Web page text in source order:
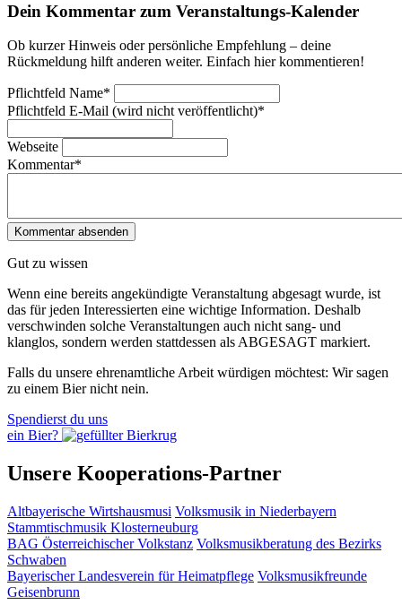
Dein Kommentar zum Veranstaltungs-Kalender
Ob kurzer Hinweis oder persönliche Empfehlung – deine
Rückmeldung hilft anderen weiter. Einfach hier kommentieren!
Pflichtfeld Name*
Pflichtfeld E-Mail (wird nicht veröffentlicht)*
Webseite
Kommentar*
Gut zu wissen
Wenn eine bereits ange­kündigte Veranstaltung abgesagt wurde, ist
das für jeden Interessierten eine wichtige Information. Deshalb
verschwinden solche Veran­staltungen auch nicht sang- und
klanglos, sondern werden statt­dessen alsABGESAGT markiert.
Falls du unsere ehrenamtliche Arbeit würdigen möchtest: Wir sagen
zu einem Bier nicht nein.
Spendierst du uns
ein Bier?
Unsere Kooperations-Partner
Altbayerische Wirtshausmusi Volksmusik in Niederbayern
Stammtischmusik Klosterneuburg
BAG Österreichischer Volkstanz Volksmusikberatung des Bezirks
Schwaben
Bayerischer Landesverein für Heimatpflege Volksmusikfreunde
Geisenbrunn